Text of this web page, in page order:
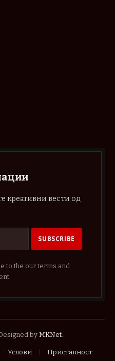
креативни вести од
to the our terms and
by MKNet.
Услови Пристапност